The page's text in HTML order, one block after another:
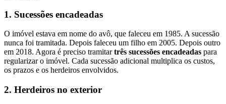
1. Sucessões encadeadas
O imóvel estava em nome do avô, que faleceu em 1985. A sucessão
nunca foi tramitada. Depois faleceu um filho em 2005. Depois outro
em 2018. Agora é preciso tramitartrês sucessões encadeadas para
regularizar o imóvel. Cada sucessão adicional multiplica os custos,
os prazos e os herdeiros envolvidos.
2. Herdeiros no exterior